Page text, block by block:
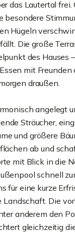
das Lautertal frei.
besondere
Hügeln
Die große
des Hauses
mit
draußen.
angelegt
Sträucher,
und größere
ab und
mit Blick in die
schnell
für eine kurze
Landschaft. Die
anderem den
gleichzeitig